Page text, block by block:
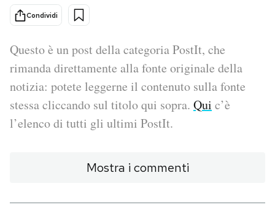
Cultura
Economia
Sport
Mondiali calcio 2026
PODCAST
Condividi
Questo è un post della categoria PostIt, che
rimanda direttamente alla fonte originale della
notizia: potete leggerne il contenuto sulla fonte
stessa cliccando sul titolo qui sopra. Qui c’è
l’elenco di tutti gli ultimi PostIt.
Mostra i commenti